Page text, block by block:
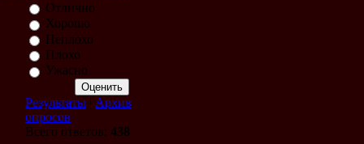
Отлично
Хорошо
Неплохо
Плохо
Ужасно
Результаты | Архив
опросов
Всего ответов: 438